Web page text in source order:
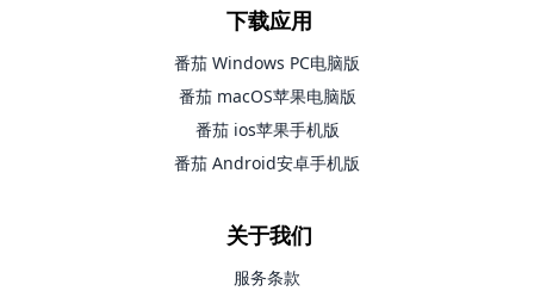
下载应用
番茄 Windows PC电脑版
番茄 macOS苹果电脑版
番茄 ios苹果手机版
番茄 Android安卓手机版
关于我们
服务条款